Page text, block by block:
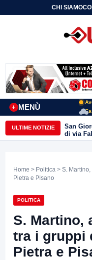
CHI SIAMO
MENÙ
+
ULTIME NOTIZIE
San
di via
Home > Politica > S.
Pietra e Pisano
POLITICA
S. Martino,
tra i gruppi
Pietra e